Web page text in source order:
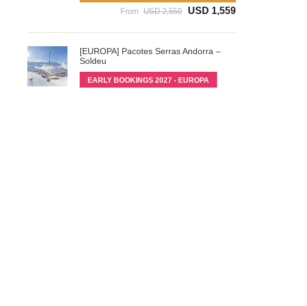
From USD 2,559 USD 1,559
[EUROPA] Pacotes Serras Andorra –
Soldeu
EARLY BOOKINGS 2027 - EUROPA